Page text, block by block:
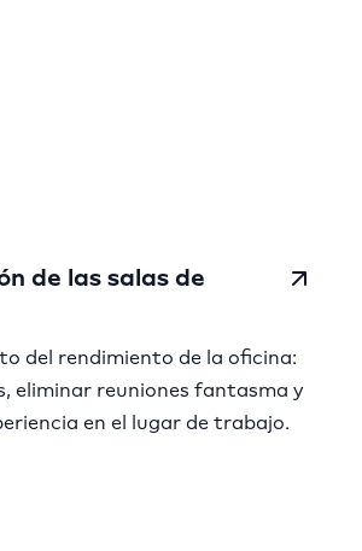
de las salas de
del rendimiento de la oficina:
eliminar reuniones fantasma y
en el lugar de trabajo.